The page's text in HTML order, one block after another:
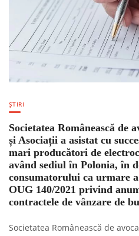
ȘTIRI
Societatea Românească de
și Asociații a asistat cu
mari producători de
având sediul în Polonia, în
consumatorului ca urmare
OUG 140/2021 privind
contractele de vânzare de
Societatea Românească de